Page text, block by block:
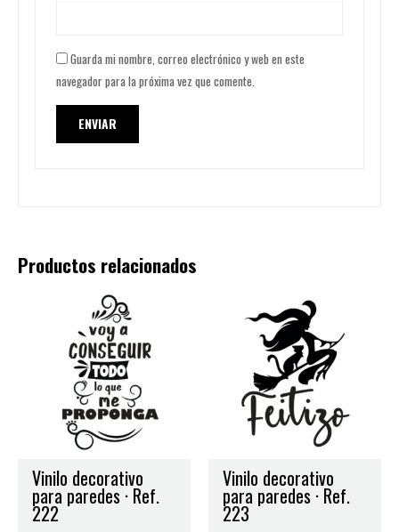
Guarda mi nombre, correo electrónico y web en este
navegador para la próxima vez que comente.
Productos relacionados
Vinilo decorativo
para paredes · Ref.
222
Vinilo decorativo
para paredes · Ref.
223